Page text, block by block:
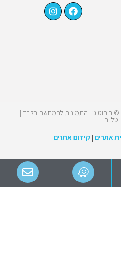
© ריהוט גן | התמונות להמחשה בלבד |
טל"ח
אתרים | קידום אתרים